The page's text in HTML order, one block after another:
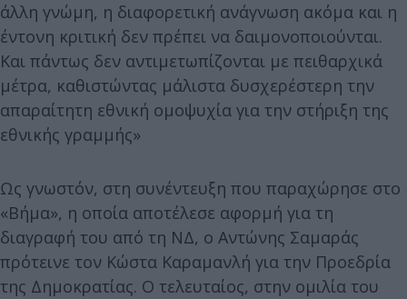
άλλη γνώμη, η διαφορετική ανάγνωση ακόμα και η
έντονη κριτική δεν πρέπει να δαιμονοποιούνται.
Και πάντως δεν αντιμετωπίζονται με πειθαρχικά
μέτρα, καθιστώντας μάλιστα δυσχερέστερη την
απαραίτητη εθνική ομοψυχία για την στήριξη της
εθνικής γραμμής»
Ως γνωστόν, στη συνέντευξη που παραχώρησε στο
«Βήμα», η οποία αποτέλεσε αφορμή για τη
διαγραφή του από τη ΝΔ, ο Αντώνης Σαμαράς
πρότεινε τον Κώστα Καραμανλή για την Προεδρία
της Δημοκρατίας. Ο τελευταίος, στην ομιλία του